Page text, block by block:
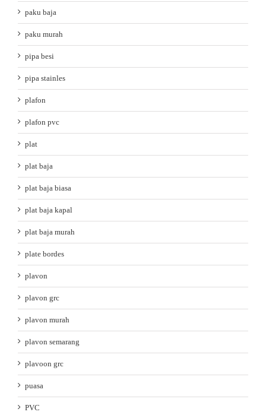
paku baja
paku murah
pipa besi
pipa stainles
plafon
plafon pvc
plat
plat baja
plat baja biasa
plat baja kapal
plat baja murah
plate bordes
plavon
plavon grc
plavon murah
plavon semarang
plavoon grc
puasa
PVC